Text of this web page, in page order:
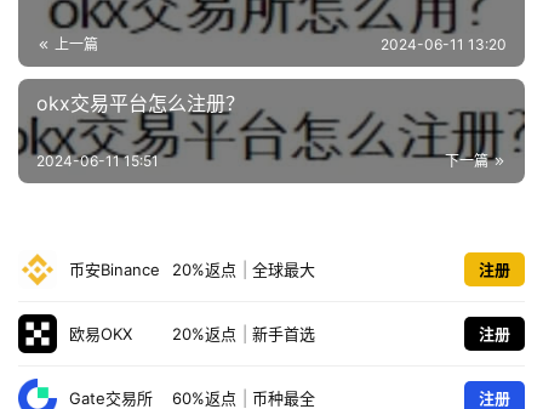
上一篇 2024-06-11 13:20
okx交易平台怎么注册？
下一篇
2024-06-11 15:51
币安Binance 20%返点 全球最大 注册
欧易OKX 20%返点 新手首选 注册
Gate交易所 60%返点 币种最全 注册